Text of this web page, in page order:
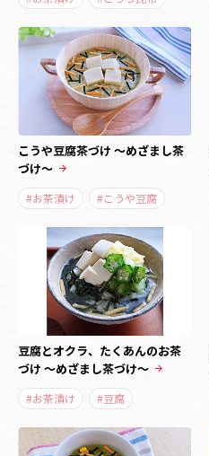
こうや豆腐茶づけ ～めざまし茶
づけ～
#お茶漬け #こうや豆腐
豆腐とオクラ、たくあんのお茶
づけ ～めざまし茶づけ～
#お茶漬け #豆腐